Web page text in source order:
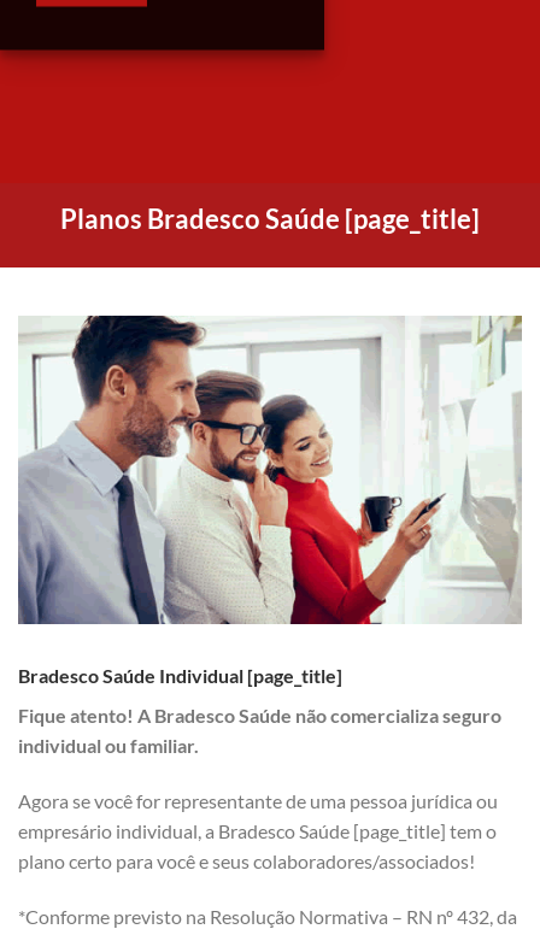
Planos Bradesco Saúde [page_title]
Bradesco Saúde Individual [page_title]
Fique atento! A Bradesco Saúde não comercializa seguro
individual ou familiar.
Agora se você for representante de uma pessoa jurídica ou
empresário individual, a Bradesco Saúde [page_title] tem o
plano certo para você e seus colaboradores/associados!
*Conforme previsto na Resolução Normativa – RN nº 432, da